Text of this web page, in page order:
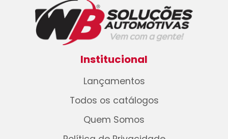
Institucional
Lançamentos
Todos os catálogos
Quem Somos